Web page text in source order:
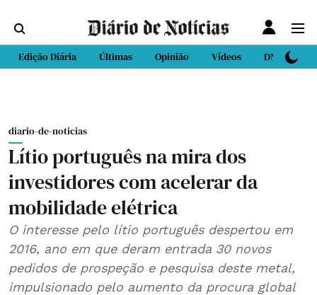
Edição Diária Últimas Opinião Vídeos DN Sport
diario-de-noticias
Lítio português na mira dos
investidores com acelerar da
mobilidade elétrica
O interesse pelo lítio português despertou em
2016, ano em que deram entrada 30 novos
pedidos de prospeção e pesquisa deste metal,
impulsionado pelo aumento da procura global